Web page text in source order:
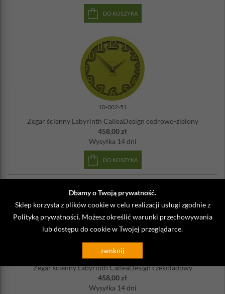
Dbamy o Twoją prywatność.
Sklep korzysta z plików cookie w celu realizacji usługi zgodnie z
Polityką prywatności. Możesz określić warunki przechowywania
lub dostępu do cookie w Twojej przeglądarce.
zamknij
DO KOSZYKA
10-002-51
Zegar ścienny Labyrinth CalleaDesign cedrowo-zielony
458,00 zł
Wysyłka 14 dni
DO KOSZYKA
10-002-69
Zegar ścienny Labyrinth CalleaDesign czekoladowy
458,00 zł
Wysyłka 14 dni